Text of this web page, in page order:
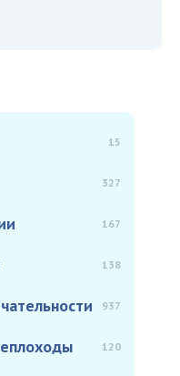
15
327
167
138
937
120